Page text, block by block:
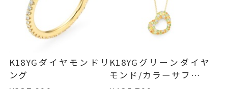
刻印文字数
サイズ#2.5以下のサイズは文字入
れ不可。
大文字で5文字
刻印字体
文字タイプAのみの対応となりま
K18YGダイヤモンドリ
ング
K18YGグリーンダイヤ
モンド/カラーサファイ